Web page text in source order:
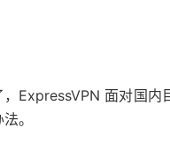
，ExpressVPN 面对国内
。